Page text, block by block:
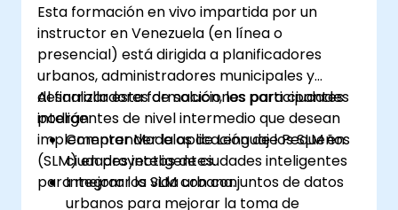
Esta formación en vivo impartida por un
instructor en Venezuela (en línea o
presencial) está dirigida a planificadores
urbanos, administradores municipales y
desarrolladores de soluciones para ciudades
inteligentes de nivel intermedio que desean
implementar Modelos de Lenguaje Pequeños
(SLM) en proyectos de ciudades inteligentes
para mejorar la vida urbana.
Al finalizar esta formación, los participantes
podrán:
Comprender la aplicación de los SLM en
ciudades inteligentes.
Integrar los SLM con conjuntos de datos
urbanos para mejorar la toma de